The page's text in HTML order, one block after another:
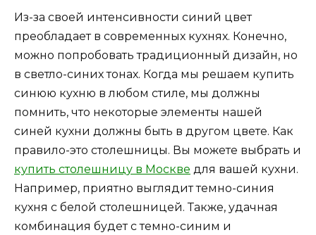
Из-за своей интенсивности синий цвет
преобладает в современных кухнях. Конечно,
можно попробовать традиционный дизайн, но
в светло-синих тонах. Когда мы решаем купить
синюю кухню в любом стиле, мы должны
помнить, что некоторые элементы нашей
синей кухни должны быть в другом цвете. Как
правило-это столешницы. Вы можете выбрать и
купить столешницу в Москве для вашей кухни.
Например, приятно выглядит темно-синия
кухня с белой столешницей. Также, удачная
комбинация будет с темно-синим и